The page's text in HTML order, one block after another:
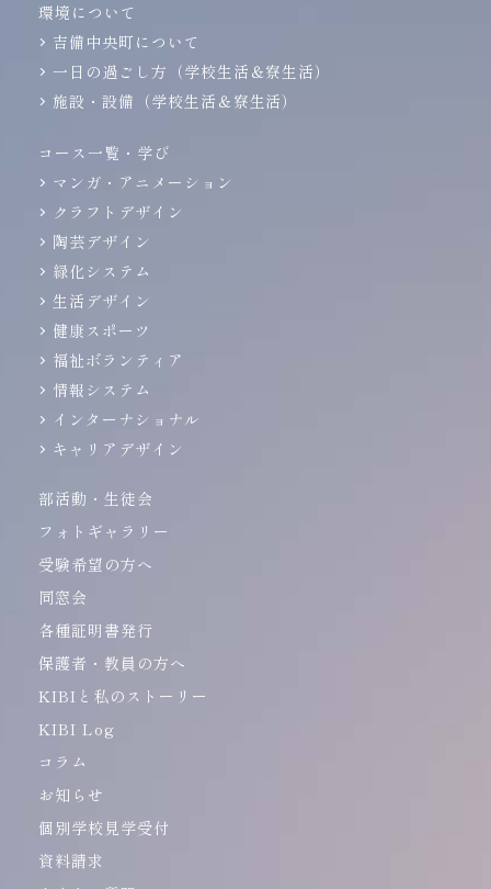
環境について
吉備中央町について
一日の過ごし方（学校生活＆寮生活）
施設・設備（学校生活＆寮生活）
コース一覧・学び
マンガ・アニメーション
クラフトデザイン
陶芸デザイン
緑化システム
生活デザイン
健康スポーツ
福祉ボランティア
情報システム
インターナショナル
キャリアデザイン
部活動・生徒会
フォトギャラリー
受験希望の方へ
同窓会
各種証明書発行
保護者・教員の方へ
KIBIと私のストーリー
KIBI Log
コラム
お知らせ
個別学校見学受付
資料請求